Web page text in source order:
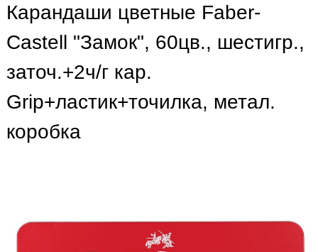
Карандаши цветные Faber-
Castell "Замок", 60цв., шестигр.,
заточ.+2ч/г кар.
Grip+ластик+точилка, метал.
коробка